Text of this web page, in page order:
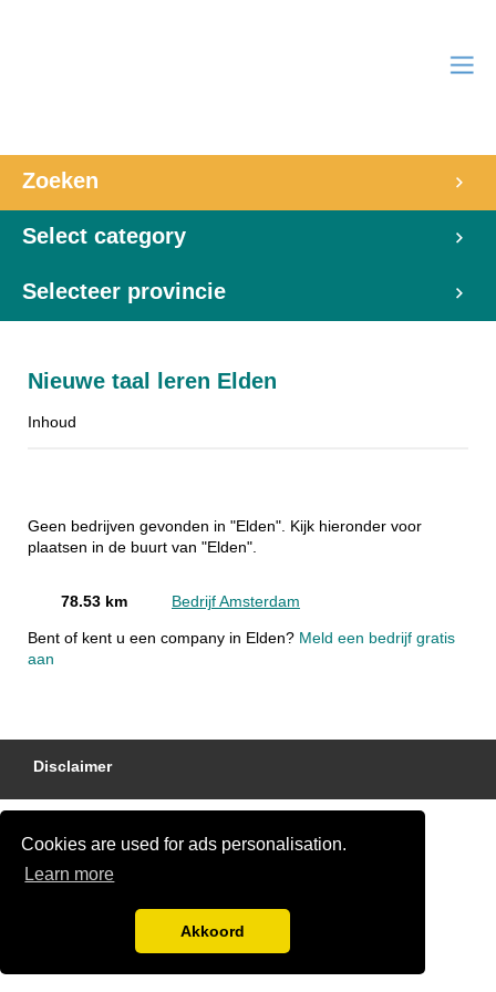
Cookies are used for ads personalisation.
Learn more
Akkoord
Zoeken
Select category
Selecteer provincie
Nieuwe taal leren Elden
Inhoud
Geen bedrijven gevonden in "Elden". Kijk hieronder voor
plaatsen in de buurt van "Elden".
78.53 km Bedrijf Amsterdam
Bent of kent u een company in Elden? Meld een bedrijf gratis
aan
Disclaimer